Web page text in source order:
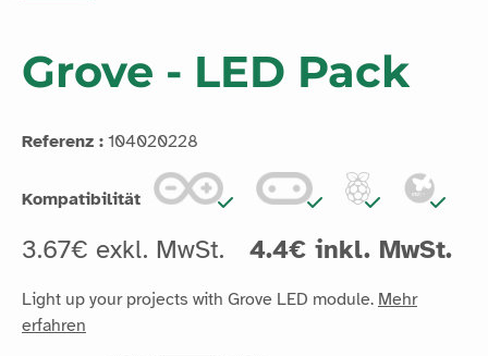
Grove - LED Pack
Referenz : 104020228
Kompatibilität
3.67€ exkl. MwSt. 4.4€ inkl. MwSt.
Light up your projects with Grove LED module. Mehr
erfahren